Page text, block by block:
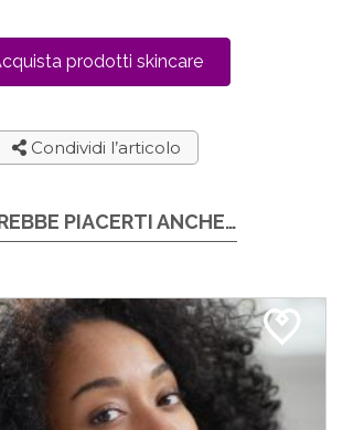
prodotti skincare
Condividi l’articolo
PIACERTI ANCHE…